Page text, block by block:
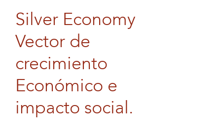
Silver Economy
Vector de
crecimiento
Económico e
impacto social.